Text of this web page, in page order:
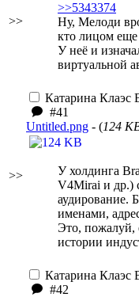
>>
>>5343374
Ну, Мелоди
кто лицом еще
У неё и
виртуальной
>>
Катарина Клаэс
#41
Untitled.png - (124
У холдинга
V4Mirai и др.)
аудирование.
именами,
Это, пожалуй,
истории
Катарина Клаэс
#42